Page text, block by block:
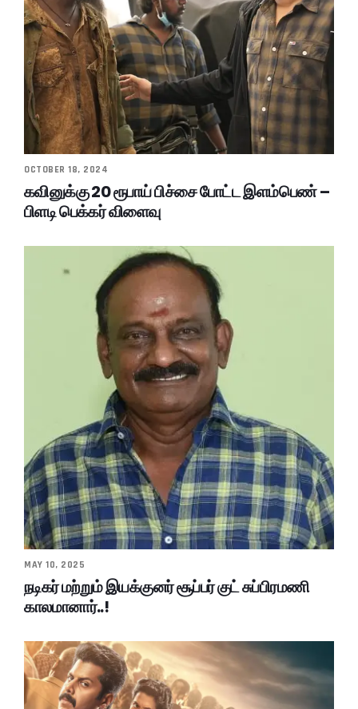
OCTOBER 18, 2024
கவினுக்கு 20 ரூபாய் பிச்சை போட்ட இளம்பெண் –
பிளடி பெக்கர் விளைவு
MAY 10, 2025
நடிகர் மற்றும் இயக்குனர் சூப்பர் குட் சுப்பிரமணி
காலமானார்..!